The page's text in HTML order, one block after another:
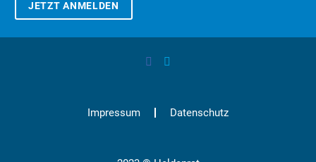
JETZT ANMELDEN
Impressum Datenschutz